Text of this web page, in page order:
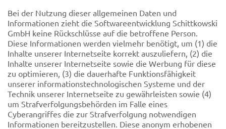
Bei der Nutzung dieser allgemeinen Daten und
Informationen zieht die Softwareentwicklung Schittkowski
GmbH keine Rückschlüsse auf die betroffene Person.
Diese Informationen werden vielmehr benötigt, um (1) die
Inhalte unserer Internetseite korrekt auszuliefern, (2) die
Inhalte unserer Internetseite sowie die Werbung für diese
zu optimieren, (3) die dauerhafte Funktionsfähigkeit
unserer informationstechnologischen Systeme und der
Technik unserer Internetseite zu gewährleisten sowie (4)
um Strafverfolgungsbehörden im Falle eines
Cyberangriffes die zur Strafverfolgung notwendigen
Informationen bereitzustellen. Diese anonym erhobenen